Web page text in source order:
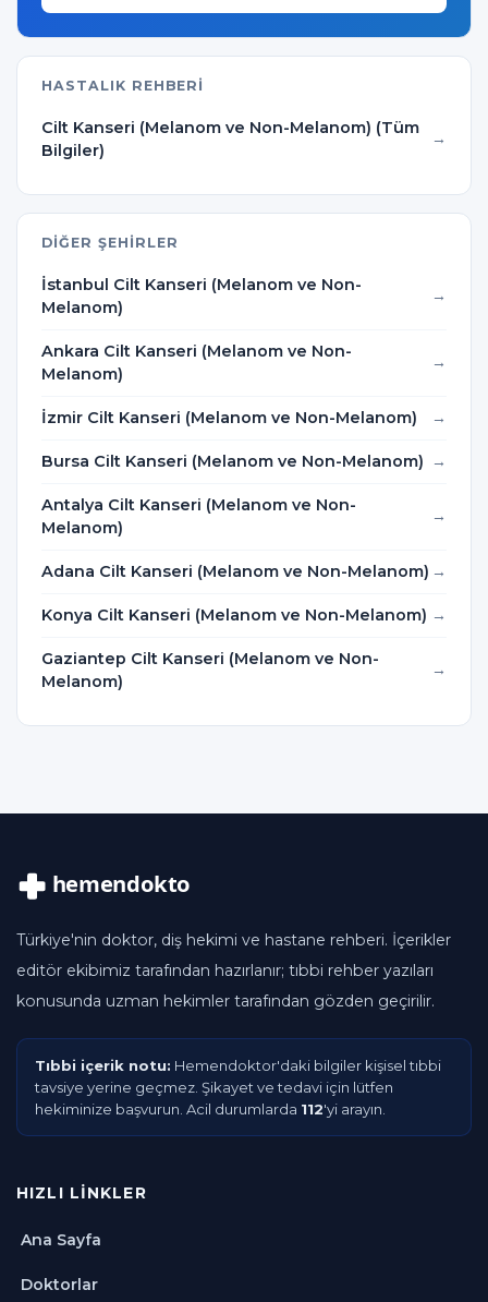
HASTALIK REHBERI
Cilt Kanseri (Melanom ve Non-Melanom) (Tüm
Bilgiler)
DIĞER ŞEHIRLER
İstanbul Cilt Kanseri (Melanom ve Non-
Melanom)
Ankara Cilt Kanseri (Melanom ve Non-
Melanom)
İzmir Cilt Kanseri (Melanom ve Non-Melanom)
Bursa Cilt Kanseri (Melanom ve Non-Melanom)
Antalya Cilt Kanseri (Melanom ve Non-
Melanom)
Adana Cilt Kanseri (Melanom ve Non-Melanom)
Konya Cilt Kanseri (Melanom ve Non-Melanom)
Gaziantep Cilt Kanseri (Melanom ve Non-
Melanom)
Türkiye'nin doktor, diş hekimi ve hastane rehberi. İçerikler
editör ekibimiz tarafından hazırlanır; tıbbi rehber yazıları
konusunda uzman hekimler tarafından gözden geçirilir.
Tıbbi içerik notu: Hemendoktor'daki bilgiler kişisel tıbbi
tavsiye yerine geçmez. Şikayet ve tedavi için lütfen
hekiminize başvurun. Acil durumlarda 112'yi arayın.
HIZLI LINKLER
Ana Sayfa
Doktorlar